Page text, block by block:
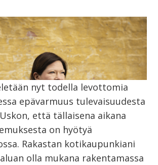
nyt todella levottomia
epävarmuus tulevaisuudesta
että tällaisena aikana
on hyötyä
Rakastan kotikaupunkiani
olla mukana rakentamassa